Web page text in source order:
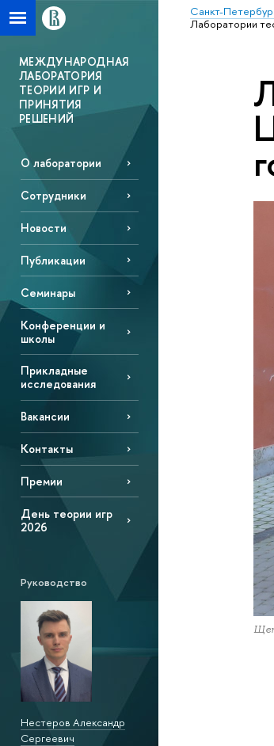
Санкт-
Лаборатории
МЕЖДУНАРОДНАЯ
ЛАБОРАТОРИЯ
ТЕОРИИ ИГР И
ПРИНЯТИЯ
РЕШЕНИЙ
О лаборатории
Сотрудники
Новости
Публикации
Семинары
Конференции и
школы
Прикладные
исследования
Вакансии
Контакты
Премии
День теории игр
2026
Руководство
Нестеров Александр
Сергеевич